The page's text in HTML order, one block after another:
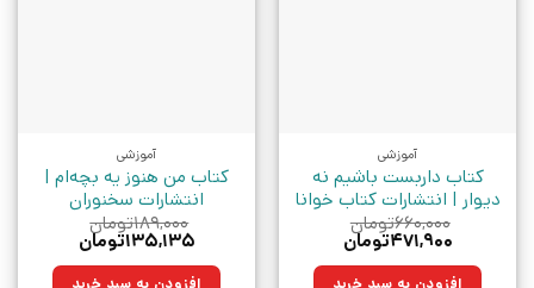
آموزشی
کتاب داربست باشیم نه
دیوار | انتشارات کتاب خوانا
۶۶۰,۰۰۰تومان
قیمت
۶۶۰,۰۰۰تومان
۴۷۱,۹۰۰تومان
۴۷۱,۹۰۰تومان.
آموزشی
کتاب من هنوز یه بچه‌ام |
انتشارات سخنوران
۱۸۹,۰۰۰تومان
قیمت
۱۸۹,۰۰۰تومان
۱۳۵,۱۳۵تومان
۱۳۵,۱۳۵تومان.